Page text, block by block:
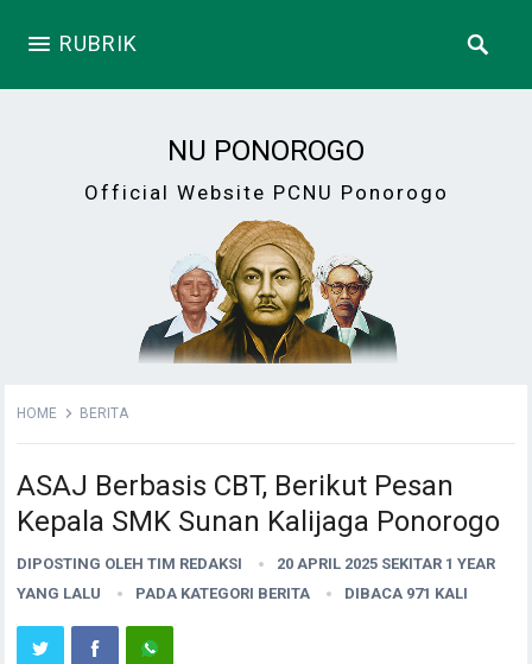
RUBRIK
NU PONOROGO
Official Website PCNU Ponorogo
HOME BERITA
ASAJ Berbasis CBT, Berikut Pesan
Kepala SMK Sunan Kalijaga Ponorogo
DIPOSTING OLEHTIM REDAKSI
20 APRIL 2025 SEKITAR 1 YEAR
YANG LALU
PADA KATEGORI BERITA DIBACA 971 KALI